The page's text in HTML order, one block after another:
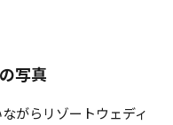
写真
がらリゾートウェディ